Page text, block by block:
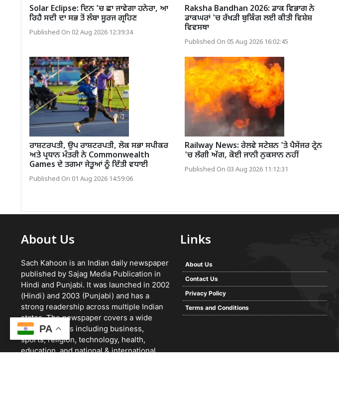
Solar Eclipse: ਦਿਨ ’ਚ ਛਾ ਜਾਵੇਗਾ ਹਨੇਰਾ, ਆ
ਰਿਹੈ ਸਦੀ ਦਾ ਸਭ ਤੋਂ ਲੰਬਾ ਸੂਰਜ ਗ੍ਰਹਿਣ
Published On 02 Aug 2026 12:39:34
Raksha Bandhan 2026: ਡਾਕ ਵਿਭਾਗ ਨੇ
ਡਾਕਘਰਾਂ 'ਚ ਰੱਖੜੀ ਬੁਕਿੰਗ ਲਈ ਕੀਤੀ ਵਿਸ਼ੇਸ਼
ਵਿਵਸਥਾ
Published On 05 Aug 2026 16:02:45
ਰਾਸ਼ਟਰਪਤੀ, ਉਪ ਰਾਸ਼ਟਰਪਤੀ, ਲੋਕ ਸਭਾ ਸਪੀਕਰ
ਅਤੇ ਪ੍ਰਧਾਨ ਮੰਤਰੀ ਨੇ Commonwealth
Games ਦੇ ਤਗਮਾ ਜੇਤੂਆਂ ਨੂੰ ਦਿੱਤੀ ਵਧਾਈ
Published On 01 Aug 2026 14:59:06
Railway News: ਰੇਲਵੇ ਸਟੇਸ਼ਨ 'ਤੇ ਪੈਸੇਂਜਰ ਟ੍ਰੇਨ
'ਚ ਲੱਗੀ ਅੱਗ, ਕੋਈ ਜਾਨੀ ਨੁਕਸਾਨ ਨਹੀਂ
Published On 03 Aug 2026 11:12:31
About Us
Sach Kahoon is an Indian daily newspaper
published by Sajag Media Publication in
Hindi and Punjabi. It was launched in 2002
(Hindi) and 2003 (Punjabi) and has a
strong readership across multiple Indian
states. The newspaper covers a wide
range of topics including business,
sports, religion, technology, health,
education, and national & international
Links
About Us
Contact Us
Privacy Policy
Terms and Conditions
PA